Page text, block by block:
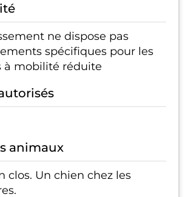
ne dispose pas
spécifiques pour les
à mobilité réduite
animaux
clos. Un chien chez les